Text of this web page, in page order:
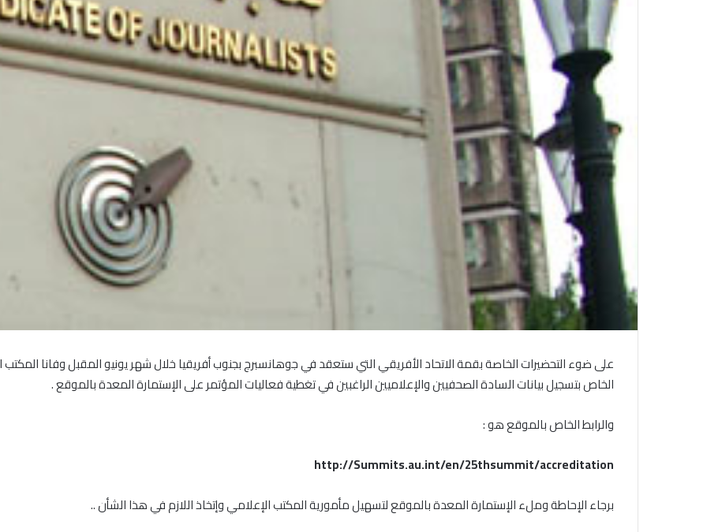
على ضوء التحضيرات الخاصة بقمة الاتحاد الأفريقي التي ستعقد في جوهانسبرج بجنوب أفريقيا خلال شهر يونيو المقبل وفانا المكتب
الخاص بتسجيل بيانات السادة الصحفيين والإعلاميين الراغبين في تغطية فعاليات المؤتمر على الإستمارة المعدة بالموقع .
والرابط الخاص بالموقع هو :
http://Summits.au.int/en/25thsummit/accreditation
برجاء الإحاطة وملء الإستمارة المعدة بالموقع لتسهيل مأمورية المكتب الإعلامي وإتخاذ اللازم في هذا الشأن ..